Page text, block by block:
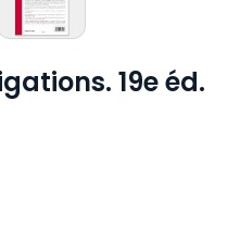
19e éd.